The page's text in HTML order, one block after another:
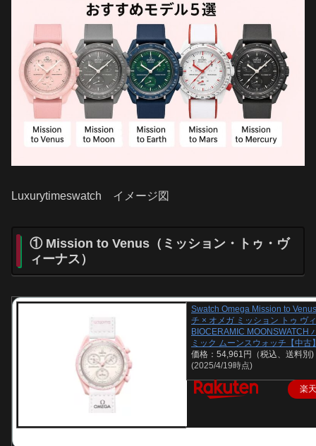
Luxurytimeswatch イメージ図
① Mission to Venus（ミッション・トゥ・ヴ
ィーナス）
Swatch Omega Mission to
チ × オメガ ミッション トゥ ヴ
BIOCERAMIC MOONSWATCH
ミック ムーンスウォッチ【中古
価格：54,961円（税込、送料別)
(2025/4/19時点)
楽